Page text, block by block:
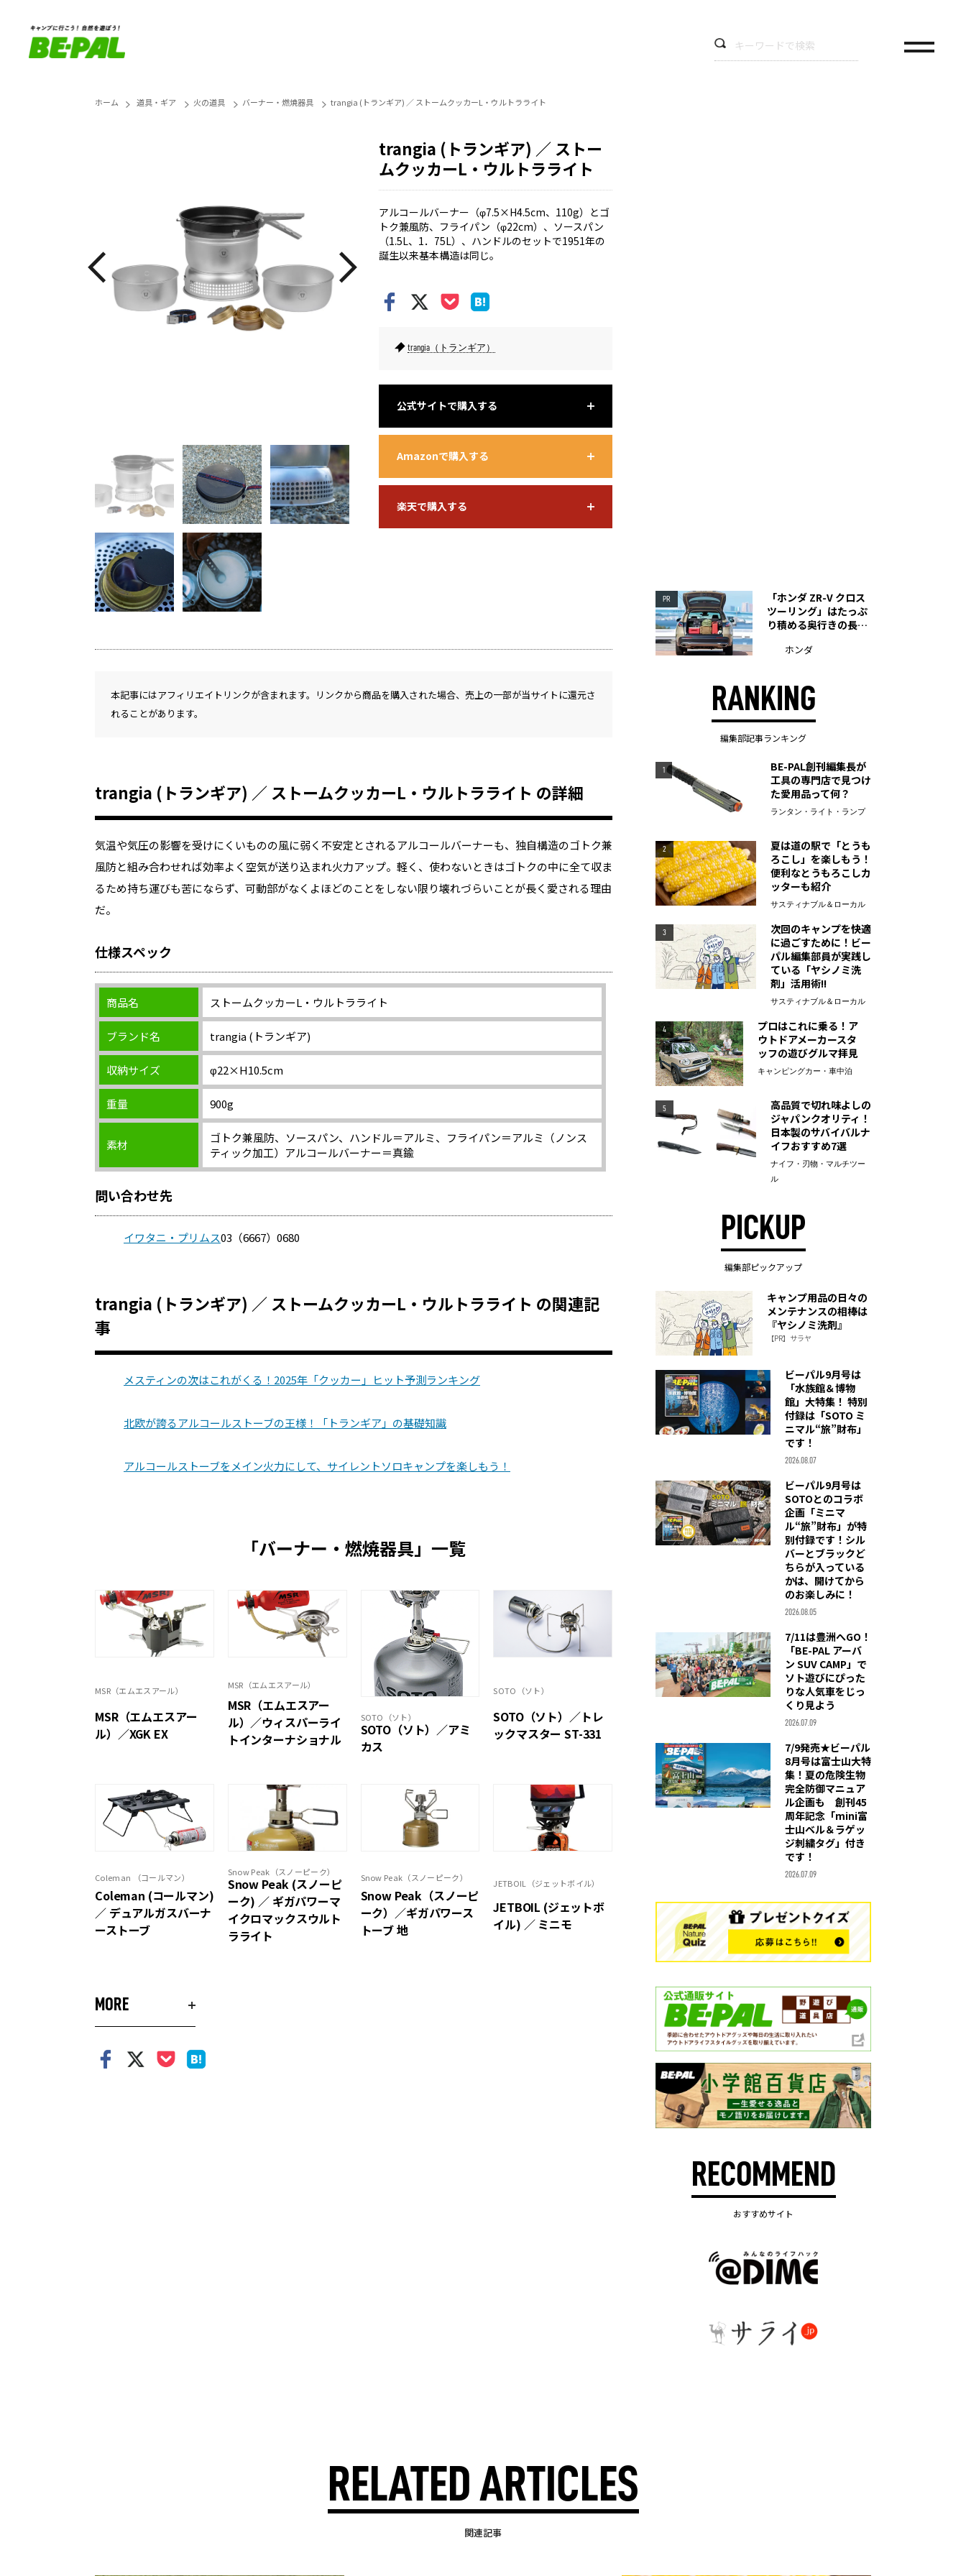
ホーム 道具・ギア 火の道具 バーナー・燃焼器具 trangia (トランギア) ／ ストームクッカーL・ウルトラライト
スタッキング収納をすればコンパクト。ビリーコッヘルやケトル
trangia (トランギア) ／ ストー
ムクッカーL・ウルトラライト
アルコールバーナー（φ7.5×H4.5cm、110g）とゴ
トク兼風防、フライパン（φ22cm）、ソースパン
（1.5L、1．75L）、ハンドルのセットで1951年の
誕生以来基本構造は同じ。
trangia（トランギア）
公式サイトで購入する
Amazonで購入する
楽天で購入する
本記事にはアフィリエイトリンクが含まれます。リンクから商品を購入された場合、売上の一部が当サイトに還元さ
れることがあります。
trangia (トランギア) ／ ストームクッカーL・ウルトラライト の詳細
気温や気圧の影響を受けにくいものの風に弱く不安定とされるアルコールバーナーも、独自構造のゴトク兼
風防と組み合わせれば効率よく空気が送り込まれ火力アップ。軽く、使わないときはゴトクの中に全て収ま
るため持ち運びも苦にならず、可動部がなくよほどのことをしない限り壊れづらいことが長く愛される理由
だ。
仕様スペック
商品名 ストームクッカーL・ウルトラライト
ブランド名 trangia (トランギア)
収納サイズ φ22×H10.5cm
重量 900g
素材
ゴトク兼風防、ソースパン、ハンドル＝アルミ、フライパン＝アルミ（ノンス
ティック加工）アルコールバーナー＝真鍮
問い合わせ先
イワタニ・プリムス03（6667）0680
trangia (トランギア) ／ ストームクッカーL・ウルトラライト の関連記
事
メスティンの次はこれがくる！2025年「クッカー」ヒット予測ランキング
北欧が誇るアルコールストーブの王様！「トランギア」の基礎知識
アルコールストーブをメイン火力にして、サイレントソロキャンプを楽しもう！
「バーナー・燃焼器具」一覧
MSR（エムエスアール）
MSR（エムエスアー
ル）／XGK EX
MSR（エムエスアール）
MSR（エムエスアー
ル）／ウィスパーライ
トインターナショナル
SOTO（ソト）
SOTO（ソト）／アミ
カス
SOTO（ソト）
SOTO（ソト）／トレ
ックマスター ST-331
Coleman （コールマン）
Coleman (コールマン)
／ デュアルガスバーナ
ーストーブ
Snow Peak（スノーピーク）
Snow Peak (スノーピ
ーク) ／ ギガパワーマ
イクロマックスウルト
ラライト
Snow Peak（スノーピーク）
Snow Peak（スノーピ
ーク）／ギガパワース
トーブ 地
JETBOIL（ジェットボイル）
JETBOIL (ジェットボ
イル) ／ ミニモ
MORE
PR
「ホンダ ZR-V クロス
ツーリング」はたっぷ
り積める奥行きの長い
ホンダ
RANKING
編集部記事ランキング
1
BE-PAL創刊編集長が
工具の専門店で見つけ
た愛用品って何？
ランタン・ライト・ランプ
2
夏は道の駅で「とうも
ろこし」を楽しもう！
便利なとうもろこしカ
ッターも紹介
サスティナブル＆ローカル
3
次回のキャンプを快適
に過ごすために！ビー
パル編集部員が実践し
ている「ヤシノミ洗
剤」活用術!!
サスティナブル＆ローカル
4
プロはこれに乗る！ア
ウトドアメーカースタ
ッフの遊びグルマ拝見
キャンピングカー・車中泊
5
高品質で切れ味よしの
ジャパンクオリティ！
日本製のサバイバルナ
イフおすすめ7選
ナイフ・刃物・マルチツー
ル
PICKUP
編集部ピックアップ
キャンプ用品の日々の
メンテナンスの相棒は
『ヤシノミ洗剤』
【PR】サラヤ
ビーパル9月号は
「水族館＆博物
館」大特集！ 特別
付録は「SOTO ミ
ニマル“旅”財布」
です！
2026.08.07
ビーパル9月号は
SOTOとのコラボ
企画「ミニマ
ル“旅”財布」が特
別付録です！シル
バーとブラックど
ちらが入っている
かは、開けてから
のお楽しみに！
2026.08.05
7/11は豊洲へGO！
「BE-PAL アーバ
ン SUV CAMP」で
ソト遊びにぴった
りな人気車をじっ
くり見よう
2026.07.09
7/9発売★ビーパル
8月号は富士山大特
集！夏の危険生物
完全防御マニュア
ル企画も 創刊45
周年記念「mini富
士山ベル＆ラゲッ
ジ刺繍タグ」付き
です！
2026.07.09
RECOMMEND
おすすめサイト
RELATED ARTICLES
関連記事